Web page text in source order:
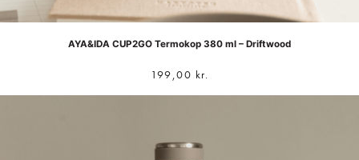
AYA&IDA CUP2GO Termokop 380 ml – Driftwood
199,00 kr.